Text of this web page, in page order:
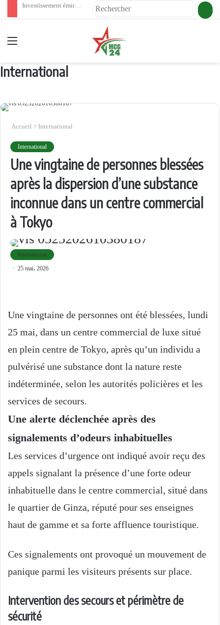
Investissement émirati : Bouznika prépare une nouvelle transformation de son front de mer
International
Accueil > International
International
Une vingtaine de personnes blessées
après la dispersion d’une substance
inconnue dans un centre commercial
à Tokyo
International
25 mai، 2026
Une vingtaine de personnes ont été blessées, lundi
25 mai, dans un centre commercial de luxe situé
en plein centre de Tokyo, après qu’un individu a
pulvérisé une substance dont la nature reste
indéterminée, selon les autorités policières et les
services de secours.
Une alerte déclenchée après des
signalements d’odeurs inhabituelles
Les services d’urgence ont indiqué avoir reçu des
appels signalant la présence d’une forte odeur
inhabituelle dans le centre commercial, situé dans
le quartier de Ginza, réputé pour ses enseignes
haut de gamme et sa forte affluence touristique.
Ces signalements ont provoqué un mouvement de
panique parmi les visiteurs présents sur place.
Intervention des secours et périmètre de
sécurité